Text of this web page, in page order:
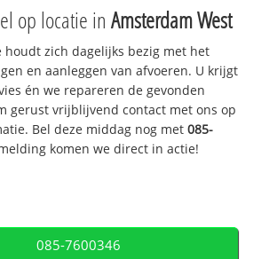
op locatie inAmsterdam West
houdt zich dagelijks bezig met het
en aanleggen van afvoeren. U krijgt
én we repareren de gevonden
gerust vrijblijvend contact met ons op
Bel deze middag nog met085-
komen we direct in actie!
085-7600346